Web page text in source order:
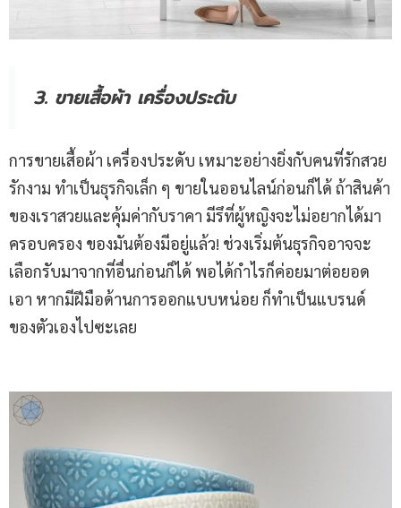
3. ขายเสื้อผ้า เครื่องประดับ
การขายเสื้อผ้า เครื่องประดับ เหมาะอย่างยิ่งกับคนที่รักสวย
รักงาม ทำเป็นธุรกิจเล็ก ๆ ขายในออนไลน์ก่อนก็ได้ ถ้าสินค้า
ของเราสวยและคุ้มค่ากับราคา มีรึที่ผู้หญิงจะไม่อยากได้มา
ครอบครอง ของมันต้องมีอยู่แล้ว! ช่วงเริ่มต้นธุรกิจอาจจะ
เลือกรับมาจากที่อื่นก่อนก็ได้ พอได้กำไรก็ค่อยมาต่อยอด
เอา หากมีฝีมือด้านการออกแบบหน่อย ก็ทำเป็นแบรนด์
ของตัวเองไปซะเลย